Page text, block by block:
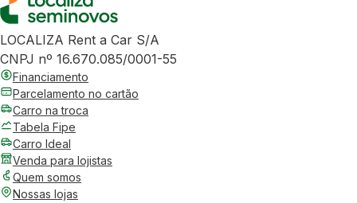
LOCALIZA Rent a Car S/A
CNPJ nº 16.670.085/0001-55
Financiamento
Parcelamento no cartão
Carro na troca
Tabela Fipe
Carro Ideal
Venda para lojistas
Quem somos
Nossas lojas